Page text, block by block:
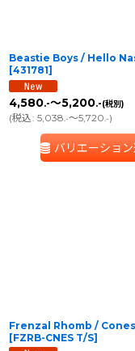
Beastie Boys / Hello
[431781]
4,580.-～5,200.-(税別)
(税込: 5,038.-～5,720.-)
バリエーション
Frenzal Rhomb /
[FZRB-CNES T/S]